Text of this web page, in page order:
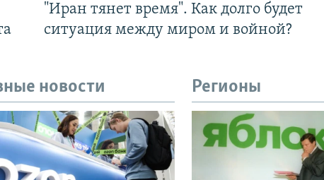
"Иран тянет время". Как долго будет
ситуация между миром и войной?
новости Регионы